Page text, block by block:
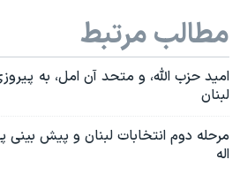
مطالب مرتبط
اميد حزب الله، و متحد آن امل، به
لبنان
مرحله دوم انتخابات لبنان و پيش
اله